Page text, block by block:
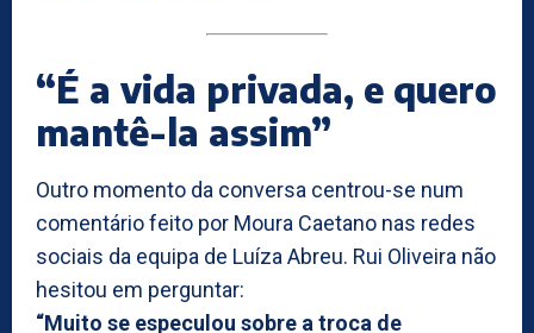
“É a vida privada, e quero
mantê-la assim”
Outro momento da conversa centrou-se num
comentário feito por Moura Caetano nas redes
sociais da equipa de Luíza Abreu. Rui Oliveira não
hesitou em perguntar:
“Muito se especulou sobre a troca de